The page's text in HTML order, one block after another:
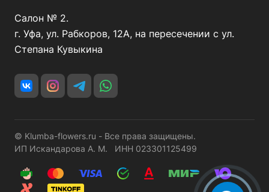
Салон № 2.
г. Уфа, ул. Рабкоров, 12А, на пересечении с ул.
Степана Кувыкина
© Klumba-flowers.ru - Все права защищены.
ИП Искандарова А. М. ИНН 023301125499